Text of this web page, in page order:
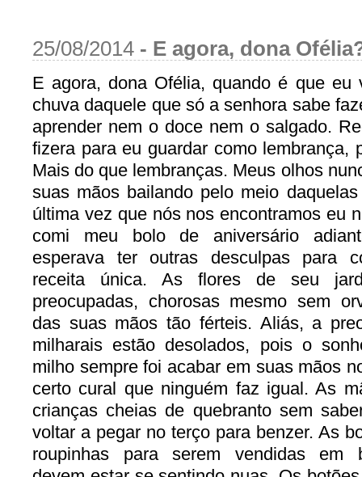
25/08/2014 - E agora, dona
E agora, dona Ofélia, quando é que eu
chuva daquele que só a senhora sabe
aprender nem o doce nem o salgado.
fizera para eu guardar como lembrança,
Mais do que lembranças. Meus olhos
suas mãos bailando pelo meio
última vez que nós nos encontramos eu
comi meu bolo de aniversário
esperava ter outras desculpas para
receita única. As flores de seu
preocupadas, chorosas mesmo sem
das suas mãos tão férteis. Aliás, a
milharais estão desolados, pois o
milho sempre foi acabar em suas mãos
certo cural que ninguém faz igual. As
crianças cheias de quebranto sem
voltar a pegar no terço para benzer. As
roupinhas para serem vendidas em